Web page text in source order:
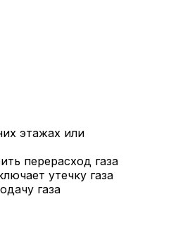
этажах или
перерасход газа
утечку газа
газа